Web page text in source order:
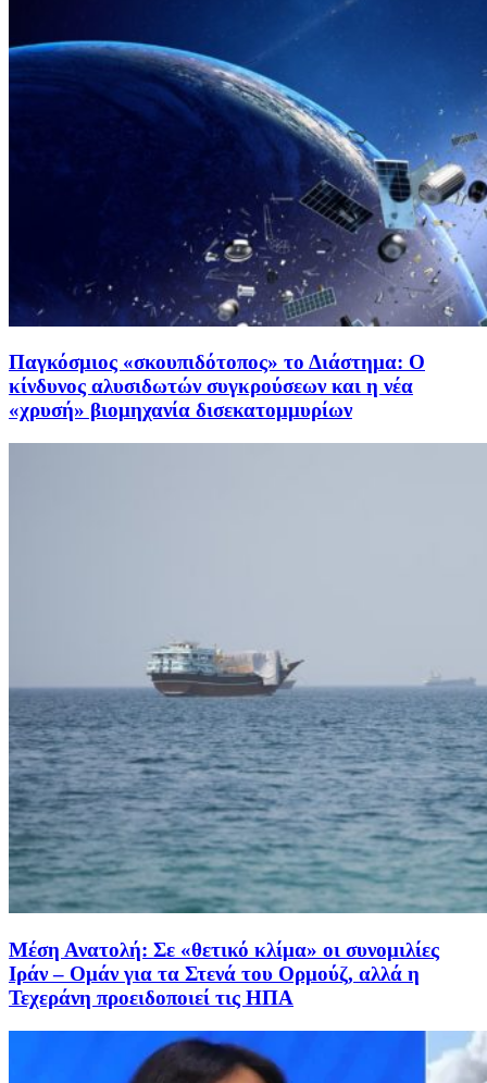
Παγκόσμιος «σκουπιδότοπος» το Διάστημα: Ο
κίνδυνος αλυσιδωτών συγκρούσεων και η νέα
«χρυσή» βιομηχανία δισεκατομμυρίων
Μέση Ανατολή: Σε «θετικό κλίμα» οι συνομιλίες
Ιράν – Ομάν για τα Στενά του Ορμούζ, αλλά η
Τεχεράνη προειδοποιεί τις ΗΠΑ